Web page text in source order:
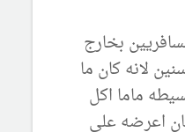
كنا مسافريين بخارج
نزلنا وهو عنده 4 سنين لانه كان ما
ماما اكل
اعرضه علي